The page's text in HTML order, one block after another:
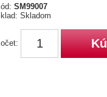
SM99007
Skladom